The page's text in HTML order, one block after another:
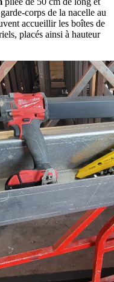
corps de la nacelle au
accueillir les boîtes de
placés ainsi à hauteur